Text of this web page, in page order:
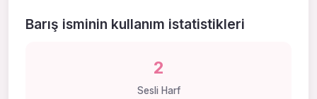
Barış isminin kullanım istatistikleri
2
Sesli Harf